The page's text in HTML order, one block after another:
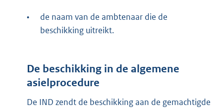
•
de naam van de ambtenaar die de
beschikking uitreikt.
De beschikking in de algemene
asielprocedure
De IND zendt de beschikking aan de gemachtigde